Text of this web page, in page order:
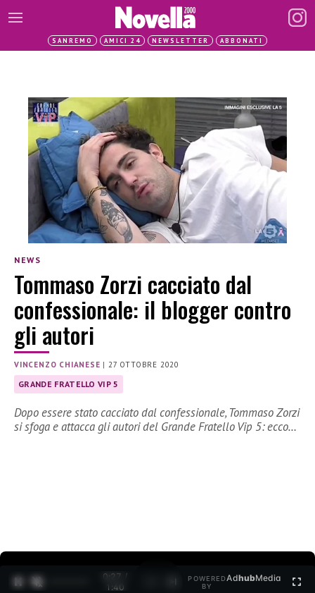
SANREMO AMICI 24 NEWSLETTER ABBONATI
NEWS
Tommaso Zorzi cacciato dal
confessionale: il blogger contro
gli autori
VINCENZO CHIANESE |27 OTTOBRE 2020
GRANDE FRATELLO VIP 5
Dopo essere stato cacciato dal confessionale, Tommaso Zorzi
si sfoga e attacca gli autori del Grande Fratello Vip 5: ecco…
0:27 /
1:40
POWERED
BY
AdhubMedia